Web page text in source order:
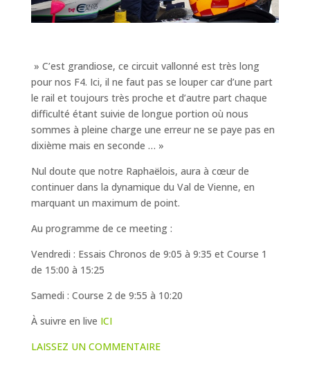
» C’est grandiose, ce circuit vallonné est très long
pour nos F4. Ici, il ne faut pas se louper car d’une part
le rail et toujours très proche et d’autre part chaque
difficulté étant suivie de longue portion où nous
sommes à pleine charge une erreur ne se paye pas en
dixième mais en seconde … »
Nul doute que notre Raphaëlois, aura à cœur de
continuer dans la dynamique du Val de Vienne, en
marquant un maximum de point.
Au programme de ce meeting :
Vendredi : Essais Chronos de 9:05 à 9:35 et Course 1
de 15:00 à 15:25
Samedi : Course 2 de 9:55 à 10:20
À suivre en live ICI
LAISSEZ UN COMMENTAIRE